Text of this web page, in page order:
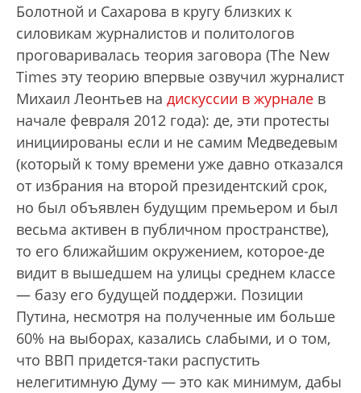
Болотной и Сахарова в кругу близких к
силовикам журналистов и политологов
проговаривалась теория заговора (The New
Times эту теорию впервые озвучил журналист
Михаил Леонтьев на дискуссии в журнале в
начале февраля 2012 года): де, эти протесты
инициированы если и не самим Медведевым
(который к тому времени уже давно отказался
от избрания на второй президентский срок,
но был объявлен будущим премьером и был
весьма активен в публичном пространстве),
то его ближайшим окружением, которое-де
видит в вышедшем на улицы среднем классе
— базу его будущей поддержи. Позиции
Путина, несмотря на полученные им больше
60% на выборах, казались слабыми, и о том,
что ВВП придется-таки распустить
нелегитимную Думу — это как минимум, дабы